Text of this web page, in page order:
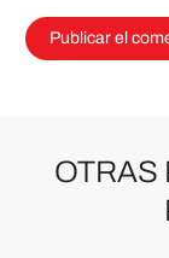
OTRAS